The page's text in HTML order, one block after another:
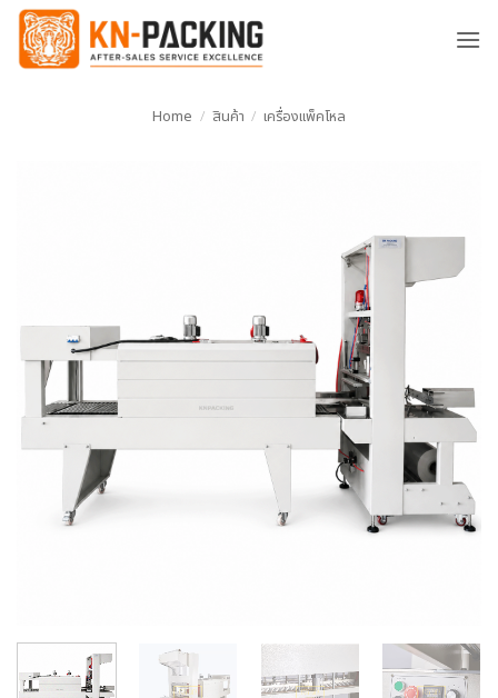
ข้าม
ยัง
Home / สินค้า / เครื่องแพ็คโหล